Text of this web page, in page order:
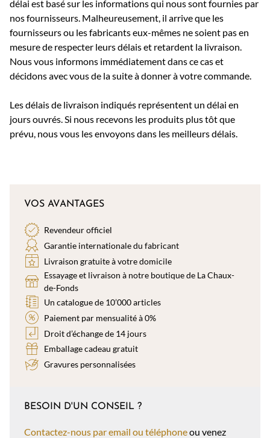
délai est basé sur les informations qui nous sont fournies par
nos fournisseurs. Malheureusement, il arrive que les
fournisseurs ou les fabricants eux-mêmes ne soient pas en
mesure de respecter leurs délais et retardent la livraison.
Nous vous informons immédiatement dans ce cas et
décidons avec vous de la suite à donner à votre commande.
Les délais de livraison indiqués représentent un délai en
jours ouvrés. Si nous recevons les produits plus tôt que
prévu, nous vous les envoyons dans les meilleurs délais.
VOS AVANTAGES
Revendeur officiel
Garantie internationale du fabricant
Livraison gratuite à votre domicile
Essayage et livraison à notre boutique de La Chaux-
de-Fonds
Un catalogue de 10’000 articles
Paiement par mensualité à 0%
Droit d’échange de 14 jours
Emballage cadeau gratuit
Gravures personnalisées
BESOIN D'UN CONSEIL ?
Contactez-nous par email ou téléphoneou venez